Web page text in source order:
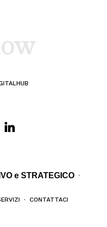
e STRATEGICO ·
· CONTATTACI